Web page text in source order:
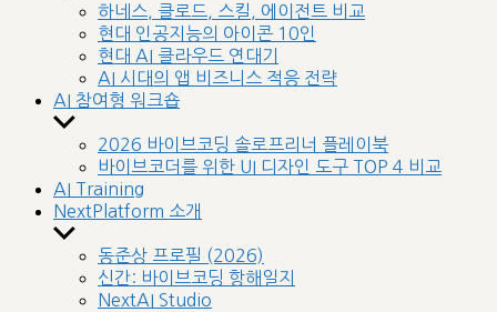
sub
menu
하네스, 클로드, 스킬, 에이전트 비교
현대 인공지능의 아이콘 10인
현대 AI 클라우드 연대기
AI 시대의 앱 비즈니스 적응 전략
AI 참여형 워크숍
Show
sub
menu
2026 바이브코딩 솔로프리너 플레이북
바이브코더를 위한 UI 디자인 도구 TOP 4 비교
AI Training
NextPlatform 소개
Show
sub
menu
동준상 프로필 (2026)
신간: 바이브코딩 항해일지
NextAI Studio